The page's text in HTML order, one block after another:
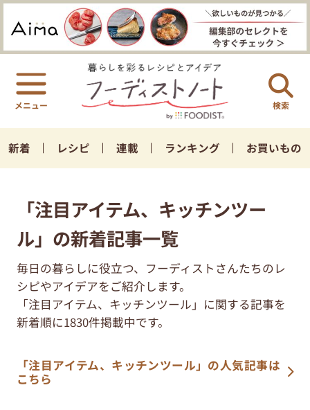
検索
新着 レシピ 連載 ランキング お買いもの
「注目アイテム、キッチンツー
ル」の新着記事一覧
毎日の暮らしに役立つ、フーディストさんたちのレ
シピやアイデアをご紹介します。
「注目アイテム、キッチンツール」に関する記事を
新着順に1830件掲載中です。
「注目アイテム、キッチンツール」の人気記事は
こちら